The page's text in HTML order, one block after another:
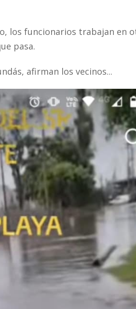
los funcionarios trabajan en
pasa.
afirman los vecinos...